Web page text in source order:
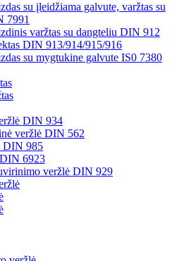
su įleidžiama galvute, varžtas su
7991
varžtas su dangteliu DIN 912
DIN 913/914/915/916
su mygtukine galvute IS0 7380
DIN 934
veržlė DIN 562
DIN 985
6923
veržlė DIN 929